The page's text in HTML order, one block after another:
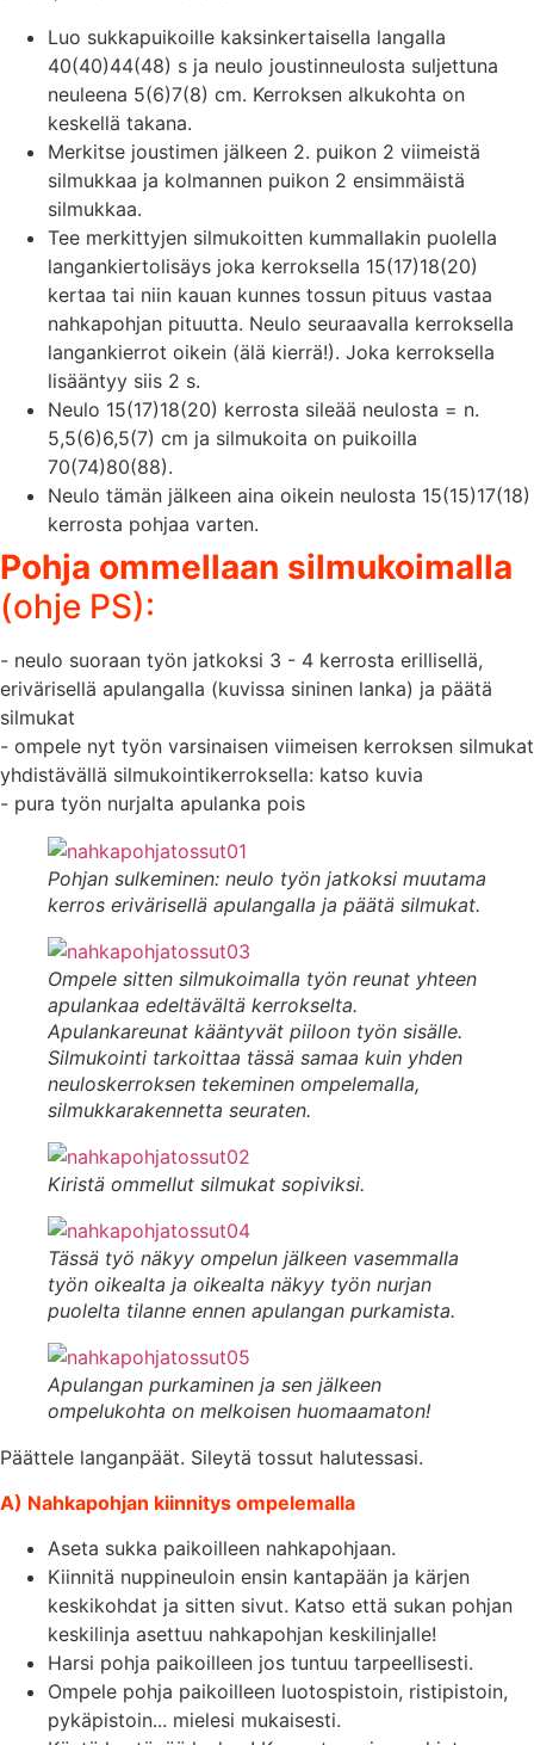
Luo sukkapuikoille kaksinkertaisella langalla
40(40)44(48) s ja neulo joustinneulosta suljettuna
neuleena 5(6)7(8) cm. Kerroksen alkukohta on
keskellä takana.
Merkitse joustimen jälkeen 2. puikon 2 viimeistä
silmukkaa ja kolmannen puikon 2 ensimmäistä
silmukkaa.
Tee merkittyjen silmukoitten kummallakin puolella
langankiertolisäys joka kerroksella 15(17)18(20)
kertaa tai niin kauan kunnes tossun pituus vastaa
nahkapohjan pituutta. Neulo seuraavalla kerroksella
langankierrot oikein (älä kierrä!). Joka kerroksella
lisääntyy siis 2 s.
Neulo 15(17)18(20) kerrosta sileää neulosta = n.
5,5(6)6,5(7) cm ja silmukoita on puikoilla
70(74)80(88).
Neulo tämän jälkeen aina oikein neulosta 15(15)17(18)
kerrosta pohjaa varten.
Pohja ommellaan silmukoimalla
(ohje PS):
- neulo suoraan työn jatkoksi 3 - 4 kerrosta erillisellä,
erivärisellä apulangalla (kuvissa sininen lanka) ja päätä
silmukat
- ompele nyt työn varsinaisen viimeisen kerroksen silmukat
yhdistävällä silmukointikerroksella: katso kuvia
- pura työn nurjalta apulanka pois
Pohjan sulkeminen: neulo työn jatkoksi muutama
kerros erivärisellä apulangalla ja päätä silmukat.
Ompele sitten silmukoimalla työn reunat yhteen
apulankaa edeltävältä kerrokselta.
Apulankareunat kääntyvät piiloon työn sisälle.
Silmukointi tarkoittaa tässä samaa kuin yhden
neuloskerroksen tekeminen ompelemalla,
silmukkarakennetta seuraten.
Kiristä ommellut silmukat sopiviksi.
Tässä työ näkyy ompelun jälkeen vasemmalla
työn oikealta ja oikealta näkyy työn nurjan
puolelta tilanne ennen apulangan purkamista.
Apulangan purkaminen ja sen jälkeen
ompelukohta on melkoisen huomaamaton!
Päättele langanpäät. Sileytä tossut halutessasi.
A) Nahkapohjan kiinnitys ompelemalla
Aseta sukka paikoilleen nahkapohjaan.
Kiinnitä nuppineuloin ensin kantapään ja kärjen
keskikohdat ja sitten sivut. Katso että sukan pohjan
keskilinja asettuu nahkapohjan keskilinjalle!
Harsi pohja paikoilleen jos tuntuu tarpeellisesti.
Ompele pohja paikoilleen luotospistoin, ristipistoin,
pykäpistoin... mielesi mukaisesti.